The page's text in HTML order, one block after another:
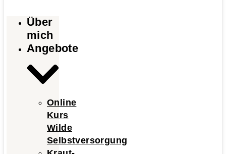
Über
mich
Angebote
Online
Kurs
Wilde
Selbstversorgung